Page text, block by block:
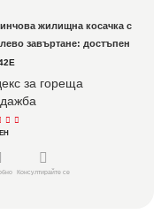
жилищна косачка с
завъртане: достъпен
вход с надеждност на
за гореща
Консултирайте се